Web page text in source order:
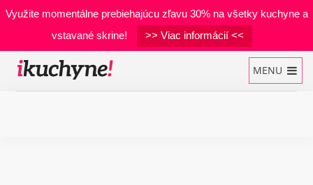
Využite momentálne prebiehajúcu zľavu 30% na všetky kuchyne a
vstavané skrine!
>> Viac informácií <<
MENU